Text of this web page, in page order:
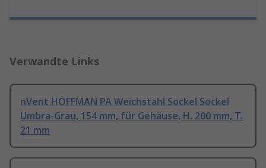
Verwandte Links
nVent HOFFMAN PA Weichstahl Sockel Sockel
Umbra-Grau, 154 mm, für Gehäuse, H. 200 mm, T.
21 mm